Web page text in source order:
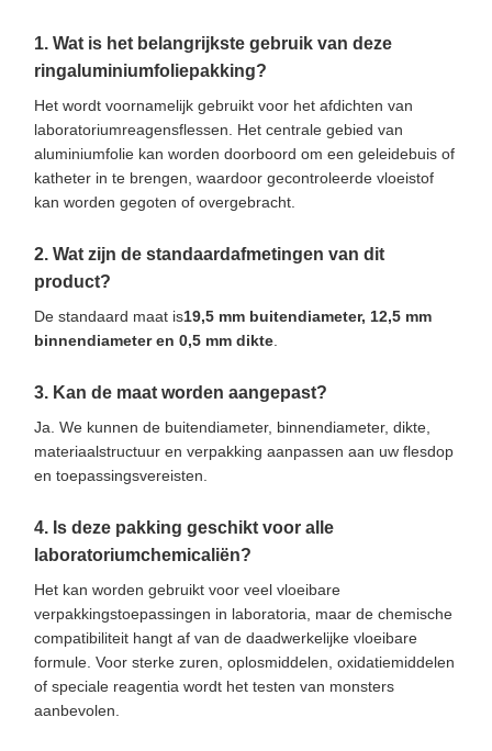
1. Wat is het belangrijkste gebruik van deze
ringaluminiumfoliepakking?
Het wordt voornamelijk gebruikt voor het afdichten van
laboratoriumreagensflessen. Het centrale gebied van
aluminiumfolie kan worden doorboord om een ​​geleidebuis of
katheter in te brengen, waardoor gecontroleerde vloeistof
kan worden gegoten of overgebracht.
2. Wat zijn de standaardafmetingen van dit
product?
De standaard maat is19,5 mm buitendiameter, 12,5 mm
binnendiameter en 0,5 mm dikte
3. Kan de maat worden aangepast?
Ja. We kunnen de buitendiameter, binnendiameter, dikte,
materiaalstructuur en verpakking aanpassen aan uw flesdop
en toepassingsvereisten.
4. Is deze pakking geschikt voor alle
laboratoriumchemicaliën?
Het kan worden gebruikt voor veel vloeibare
verpakkingstoepassingen in laboratoria, maar de chemische
compatibiliteit hangt af van de daadwerkelijke vloeibare
formule. Voor sterke zuren, oplosmiddelen, oxidatiemiddelen
of speciale reagentia wordt het testen van monsters
aanbevolen.